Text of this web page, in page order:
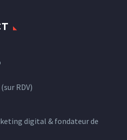
RDV)
digital & fondateur de